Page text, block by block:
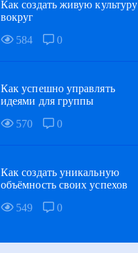
Как создать живую культуру
вокруг
584
0
Как успешно управлять
идеями для группы
570
0
Как создать уникальную
объёмность своих успехов
549
0